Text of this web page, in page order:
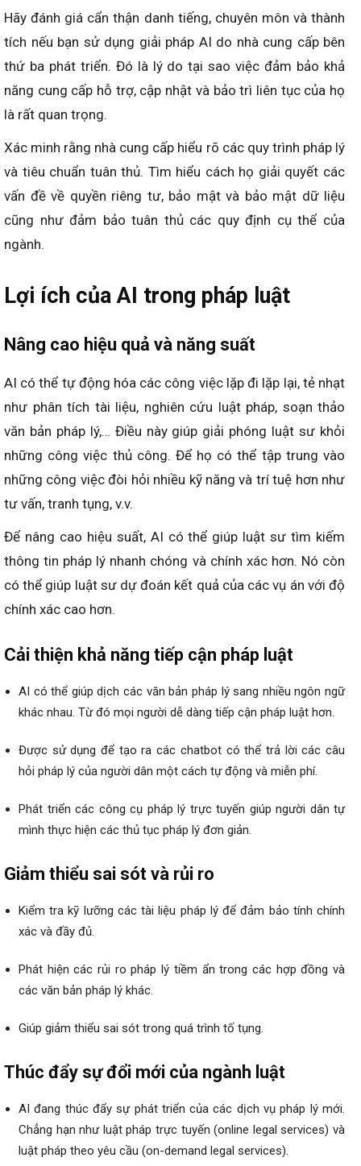
Hãy đánh giá cẩn thận danh tiếng, chuyên môn và thành
tích nếu bạn sử dụng giải pháp AI do nhà cung cấp bên
thứ ba phát triển. Đó là lý do tại sao việc đảm bảo khả
năng cung cấp hỗ trợ, cập nhật và bảo trì liên tục của họ
là rất quan trọng.
Xác minh rằng nhà cung cấp hiểu rõ các quy trình pháp lý
và tiêu chuẩn tuân thủ. Tìm hiểu cách họ giải quyết các
vấn đề về quyền riêng tư, bảo mật và bảo mật dữ liệu
cũng như đảm bảo tuân thủ các quy định cụ thể của
ngành.
Lợi ích của AI trong pháp luật
Nâng cao hiệu quả và năng suất
AI có thể tự động hóa các công việc lặp đi lặp lại, tẻ nhạt
như phân tích tài liệu, nghiên cứu luật pháp, soạn thảo
văn bản pháp lý,… Điều này giúp giải phóng luật sư khỏi
những công việc thủ công. Để họ có thể tập trung vào
những công việc đòi hỏi nhiều kỹ năng và trí tuệ hơn như
tư vấn, tranh tụng, v.v.
Để nâng cao hiệu suất, AI có thể giúp luật sư tìm kiếm
thông tin pháp lý nhanh chóng và chính xác hơn. Nó còn
có thể giúp luật sư dự đoán kết quả của các vụ án với độ
chính xác cao hơn.
Cải thiện khả năng tiếp cận pháp luật
AI có thể giúp dịch các văn bản pháp lý sang nhiều ngôn ngữ
khác nhau. Từ đó mọi người dễ dàng tiếp cận pháp luật hơn.
Được sử dụng để tạo ra các chatbot có thể trả lời các câu
hỏi pháp lý của người dân một cách tự động và miễn phí.
Phát triển các công cụ pháp lý trực tuyến giúp người dân tự
mình thực hiện các thủ tục pháp lý đơn giản.
Giảm thiểu sai sót và rủi ro
Kiểm tra kỹ lưỡng các tài liệu pháp lý để đảm bảo tính chính
xác và đầy đủ.
Phát hiện các rủi ro pháp lý tiềm ẩn trong các hợp đồng và
các văn bản pháp lý khác.
Giúp giảm thiểu sai sót trong quá trình tố tụng.
Thúc đẩy sự đổi mới của ngành luật
AI đang thúc đẩy sự phát triển của các dịch vụ pháp lý mới.
Chẳng hạn như luật pháp trực tuyến (online legal services) và
luật pháp theo yêu cầu (on-demand legal services).